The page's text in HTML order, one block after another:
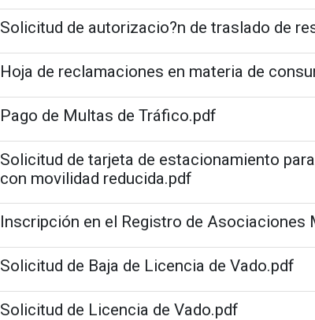
Solicitud de autorizacio?n de traslado de
Hoja de reclamaciones en materia de
Pago de Multas de Tráfico.pdf
Solicitud de tarjeta de estacionamiento
con movilidad reducida.pdf
Inscripción en el Registro de Asociaciones
Solicitud de Baja de Licencia de Vado.pdf
Solicitud de Licencia de Vado.pdf